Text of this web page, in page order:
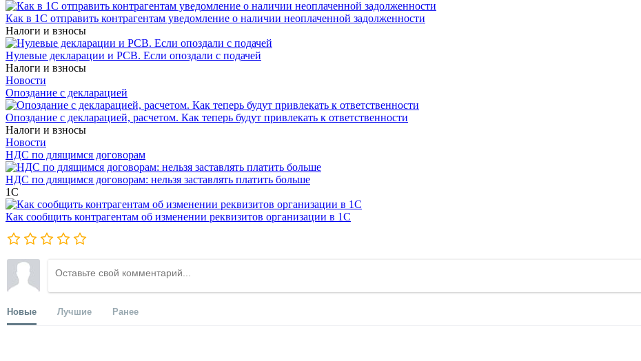
Как в 1С отправить контрагентам уведомление о наличии неоплаченной задолженности
Налоги и взносы
Нулевые декларации и РСВ. Если опоздали с подачей
Налоги и взносы
Новости
Опоздание с декларацией
Опоздание с декларацией, расчетом. Как теперь будут привлекать к ответственности
Налоги и взносы
Новости
НДС по длящимся договорам
НДС по длящимся договорам: нельзя заставлять платить больше
1С
Как сообщить контрагентам об изменении реквизитов организации в 1C
Новые Лучшие Ранее